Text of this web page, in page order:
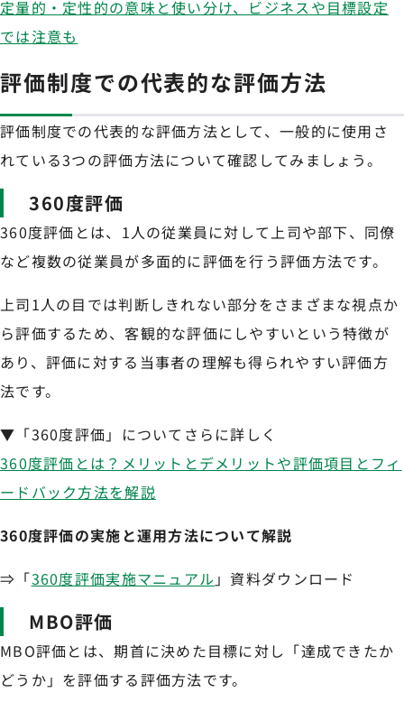
定量的・定性的の意味と使い分け、ビジネスや目標設定
では注意も
評価制度での代表的な評価方法
評価制度での代表的な評価方法として、一般的に使用さ
れている3つの評価方法について確認してみましょう。
360度評価
360度評価とは、1人の従業員に対して上司や部下、同僚
など複数の従業員が多面的に評価を行う評価方法です。
上司1人の目では判断しきれない部分をさまざまな視点か
ら評価するため、客観的な評価にしやすいという特徴が
あり、評価に対する当事者の理解も得られやすい評価方
法です。
▼「360度評価」についてさらに詳しく
360度評価とは？メリットとデメリットや評価項目とフィ
ードバック方法を解説
360度評価の実施と運用方法について解説
⇒「360度評価実施マニュアル 」資料ダウンロード
MBO評価
MBO評価とは、期首に決めた目標に対し「達成できたか
どうか」を評価する評価方法です。